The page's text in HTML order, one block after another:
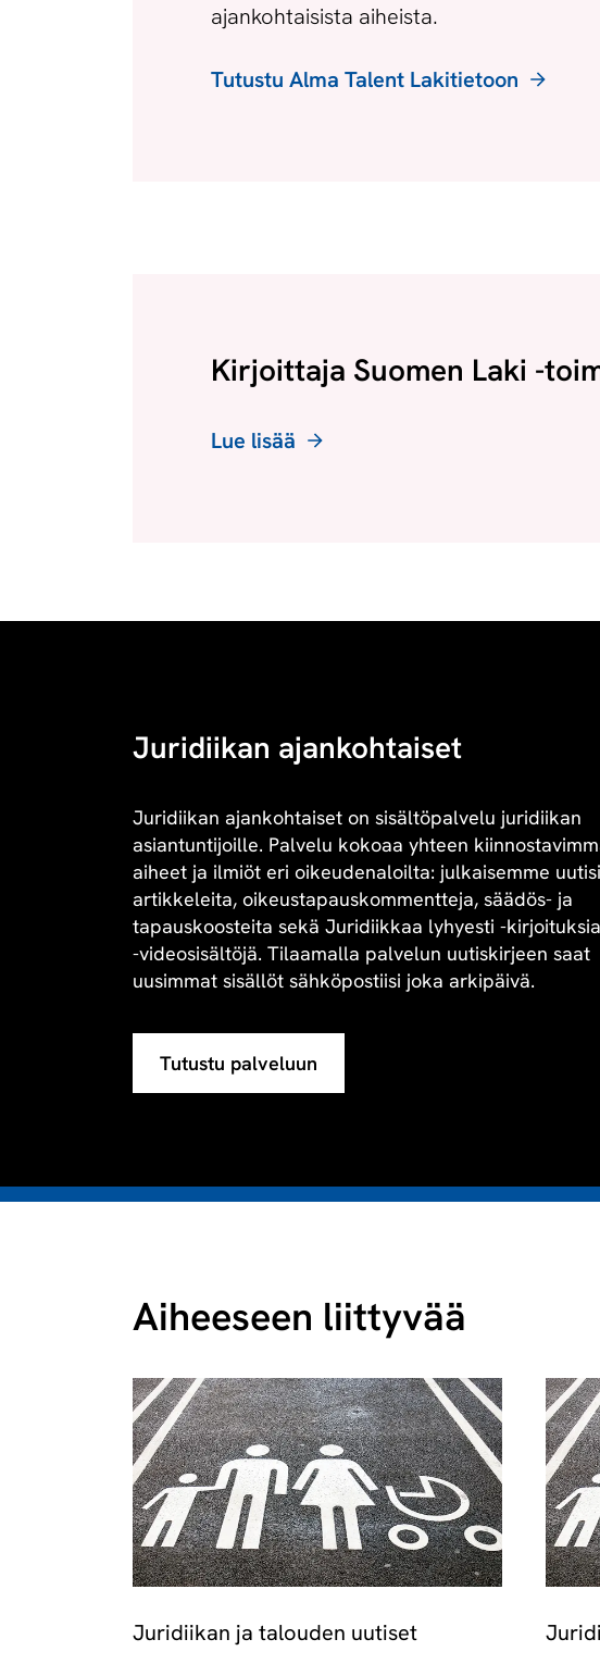
ajankohtaisista aiheista.
Tutustu Alma Talent Lakitietoon
Kirjoittaja Suomen Laki -
Lue lisää
Juridiikan ajankohtaiset
Juridiikan ajankohtaiset on sisältöpalvelu juridiikan
asiantuntijoille. Palvelu kokoaa yhteen
aiheet ja ilmiöt eri oikeudenaloilta: julkaisemme
artikkeleita, oikeustapauskommentteja, säädös- ja
tapauskoosteita sekä Juridiikkaa lyhyesti -
-videosisältöjä. Tilaamalla palvelun uutiskirjeen saat
uusimmat sisällöt sähköpostiisi joka arkipäivä.
Tutustu palveluun
Aiheeseen liittyvää
Juridiikan ja talouden uutiset